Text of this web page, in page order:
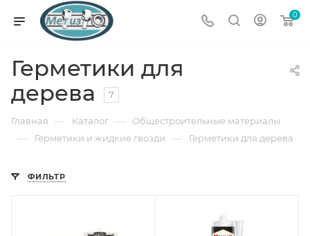
0
Герметики для
дерева
7
Главная — Каталог — Общестроительные материалы
— Герметики и жидкие гвозди — Герметики для дерева
ФИЛЬТР